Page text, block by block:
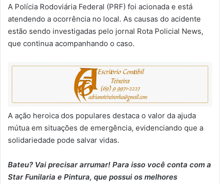
A Polícia Rodoviária Federal (PRF) foi acionada e está
atendendo a ocorrência no local. As causas do acidente
estão sendo investigadas pelo jornal Rota Policial News,
que continua acompanhando o caso.
A ação heroica dos populares destaca o valor da ajuda
mútua em situações de emergência, evidenciando que a
solidariedade pode salvar vidas.
Bateu? Vai precisar arrumar! Para isso você conta com a
Star Funilaria e Pintura, que possui os melhores